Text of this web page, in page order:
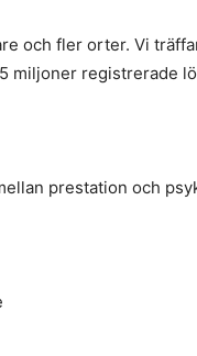
och fler orter. Vi
miljoner registrerade
prestation och